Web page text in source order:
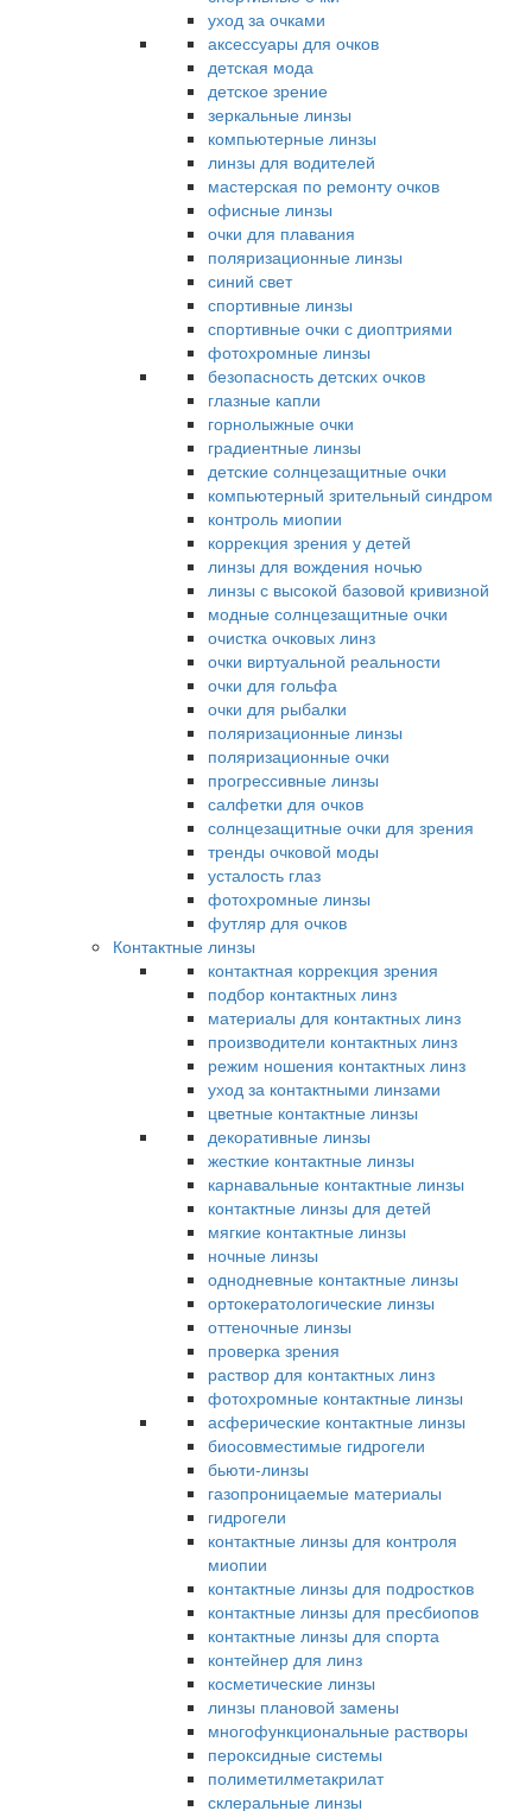
уход за очками
аксессуары для очков
детская мода
детское зрение
зеркальные линзы
компьютерные линзы
линзы для водителей
мастерская по ремонту очков
офисные линзы
очки для плавания
поляризационные линзы
синий свет
спортивные линзы
спортивные очки с диоптриями
фотохромные линзы
безопасность детских очков
глазные капли
горнолыжные очки
градиентные линзы
детские солнцезащитные очки
компьютерный зрительный синдром
контроль миопии
коррекция зрения у детей
линзы для вождения ночью
линзы с высокой базовой кривизной
модные солнцезащитные очки
очистка очковых линз
очки виртуальной реальности
очки для гольфа
очки для рыбалки
поляризационные линзы
поляризационные очки
прогрессивные линзы
салфетки для очков
солнцезащитные очки для зрения
тренды очковой моды
усталость глаз
фотохромные линзы
футляр для очков
Контактные линзы
контактная коррекция зрения
подбор контактных линз
материалы для контактных линз
производители контактных линз
режим ношения контактных линз
уход за контактными линзами
цветные контактные линзы
декоративные линзы
жесткие контактные линзы
карнавальные контактные линзы
контактные линзы для детей
мягкие контактные линзы
ночные линзы
однодневные контактные линзы
ортокератологические линзы
оттеночные линзы
проверка зрения
раствор для контактных линз
фотохромные контактные линзы
асферические контактные линзы
биосовместимые гидрогели
бьюти-линзы
газопроницаемые материалы
гидрогели
контактные линзы для контроля
миопии
контактные линзы для подростков
контактные линзы для пресбиопов
контактные линзы для спорта
контейнер для линз
косметические линзы
линзы плановой замены
многофункциональные растворы
пероксидные системы
полиметилметакрилат
склеральные линзы